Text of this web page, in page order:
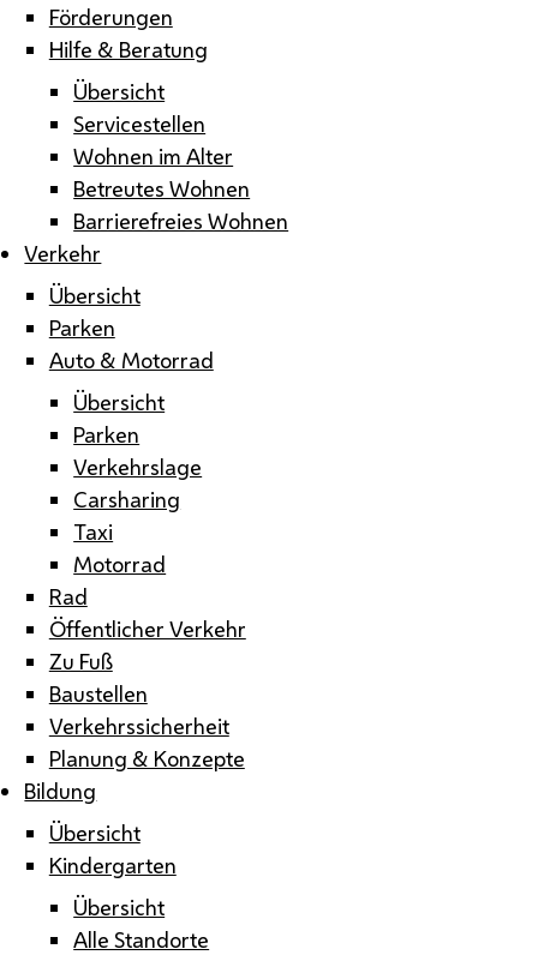
Förderungen
Hilfe & Beratung
Übersicht
Servicestellen
Wohnen im Alter
Betreutes Wohnen
Barrierefreies Wohnen
Verkehr
Übersicht
Parken
Auto & Motorrad
Übersicht
Parken
Verkehrslage
Carsharing
Taxi
Motorrad
Rad
Öffentlicher Verkehr
Zu Fuß
Baustellen
Verkehrssicherheit
Planung & Konzepte
Bildung
Übersicht
Kindergarten
Übersicht
Alle Standorte